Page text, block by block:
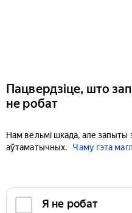
Пацвердзіце, што
не робат
Нам вельмі шкада, але
аўтаматычных.
Чаму гэта
Я не робат